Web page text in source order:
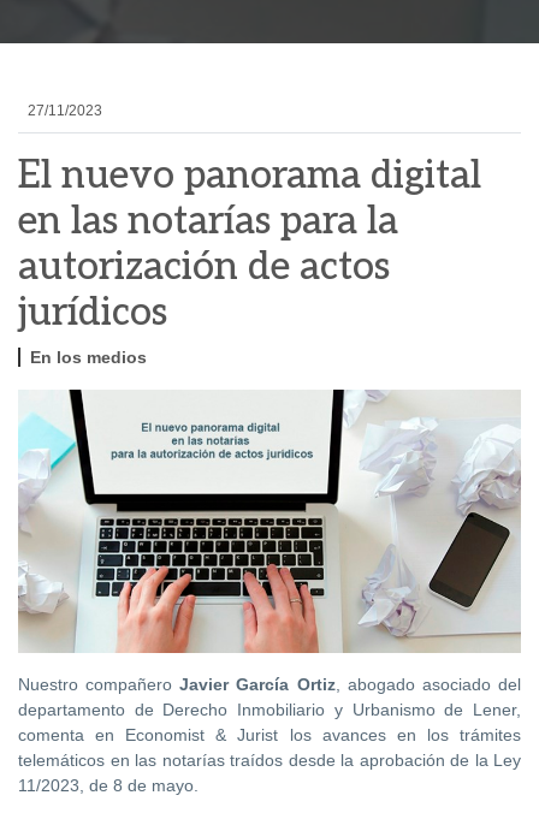
27/11/2023
El nuevo panorama digital
en las notarías para la
autorización de actos
jurídicos
En los medios
Nuestro compañeroJavier García Ortiz, abogado asociado del
departamento de Derecho Inmobiliario y Urbanismo de Lener,
comenta en Economist & Jurist los avances en los trámites
telemáticos en las notarías traídos desde la aprobación de la Ley
11/2023, de 8 de mayo.